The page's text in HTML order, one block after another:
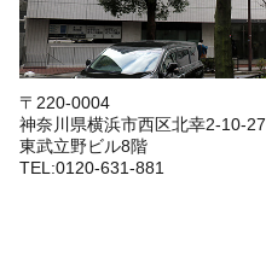
〒220-0004
神奈川県横浜市西区北幸2-10-27
東武立野ビル8階
TEL:0120-631-881